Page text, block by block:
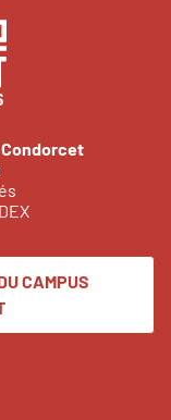
CAMPUS